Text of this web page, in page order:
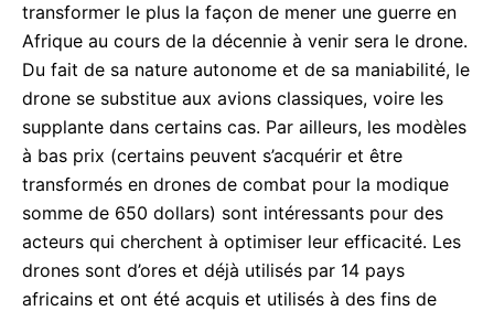
transformer le plus la façon de mener une guerre en
Afrique au cours de la décennie à venir sera le drone.
Du fait de sa nature autonome et de sa maniabilité, le
drone se substitue aux avions classiques, voire les
supplante dans certains cas. Par ailleurs, les modèles
à bas prix (certains peuvent s’acquérir et être
transformés en drones de combat pour la modique
somme de 650 dollars) sont intéressants pour des
acteurs qui cherchent à optimiser leur efficacité. Les
drones sont d’ores et déjà utilisés par 14 pays
africains et ont été acquis et utilisés à des fins de